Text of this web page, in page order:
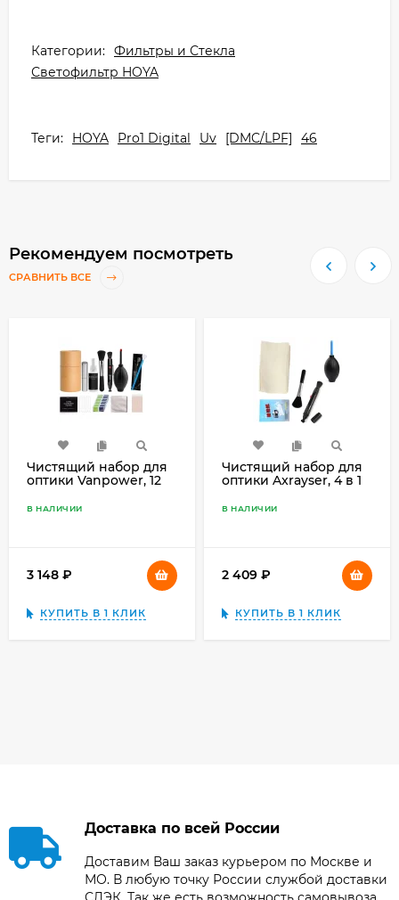
Категории: Фильтры и Стекла
Светофильтр HOYA
Теги: HOYA Pro1 Digital Uv [DMC/LPF] 46
Рекомендуем посмотреть
СРАВНИТЬ ВСЕ
Чистящий набор для
оптики Vanpower, 12
В НАЛИЧИИ
3 148
КУПИТЬ В 1 КЛИК
Чистящий набор для
оптики Axrayser, 4 в 1
В НАЛИЧИИ
2 409
КУПИТЬ В 1 КЛИК
Доставка по всей России
Доставим Ваш заказ курьером по Москве и
МО. В любую точку России службой доставки